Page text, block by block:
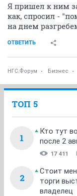
Я пришел к ним
как, спросил -
на днем
ОТВЕТИТЬ
НГС.Форум Бизнес
ТОП 5
1
Кто тут
после 2
17 411
2
Стоит
торги
владелец